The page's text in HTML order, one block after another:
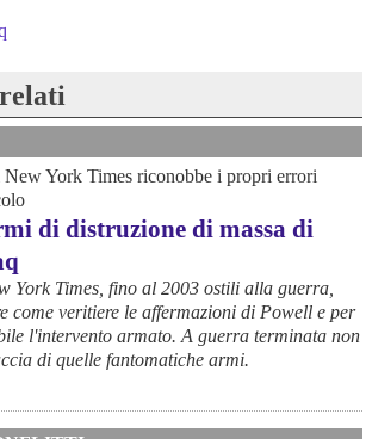
York Times riconobbe i propri errori
di distruzione di massa di
York Times, fino al 2003 ostili alla guerra,
come veritiere le affermazioni di Powell e per
l'intervento armato. A guerra terminata non
di quelle fantomatiche armi.